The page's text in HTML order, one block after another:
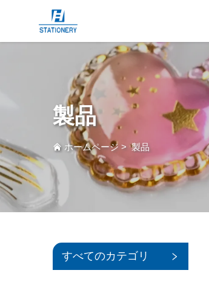
製品
ホームページ >製品
すべてのカテゴリ